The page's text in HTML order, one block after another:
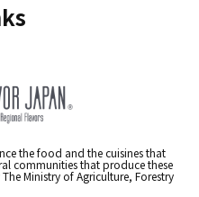
the food and the cuisines that
communities that produce these
Ministry of Agriculture, Forestry